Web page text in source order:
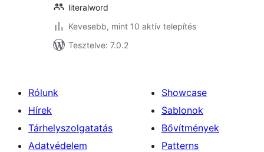
literalword
Kevesebb, mint 10 aktív telepítés
Tesztelve: 7.0.2
Rólunk
Hírek
Tárhelyszolgatatás
Adatvédelem
Showcase
Sablonok
Bővítmények
Patterns